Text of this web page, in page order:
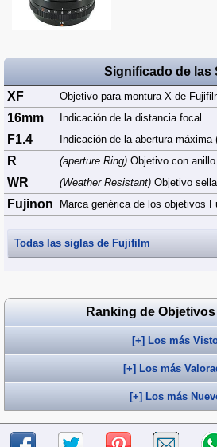
Significado de las
XF
Objetivo para montura X de
16mm Indicación de la distancia focal
F1.4 Indicación de la abertura
R (aperture Ring) Objetivo con
WR (Weather Resistant) Objetivo
Fujinon Marca genérica de los objetivos
Todas las siglas de Fujifilm
Ranking de
[+] Los más
[+] Los más
[+] Los más